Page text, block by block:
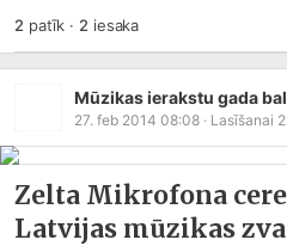
2 patīk · 2 iesaka
Mūzikas ierakstu gada
27. feb 2014 08:08 · Lasīšanai 2
Zelta Mikrofona
Latvijas mūzikas